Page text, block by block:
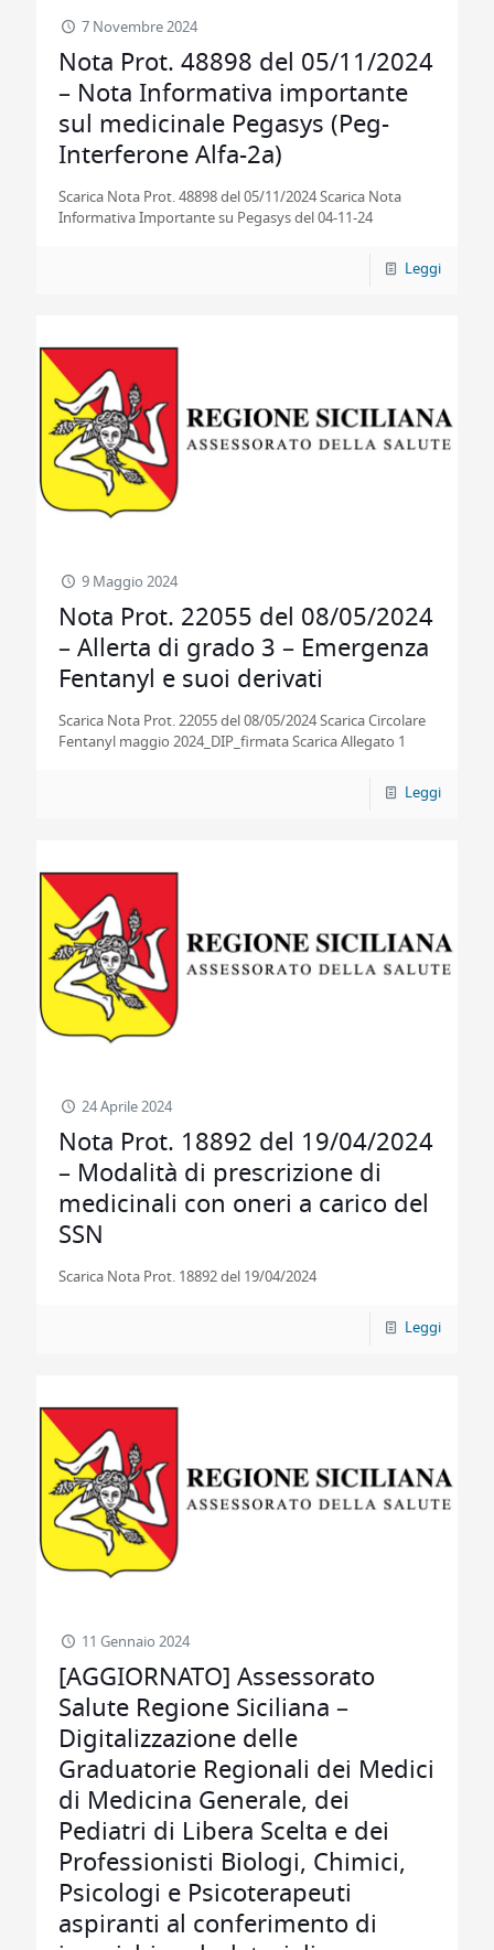
7 Novembre 2024
Nota Prot. 48898 del 05/11/2024
– Nota Informativa importante
sul medicinale Pegasys (Peg-
Interferone Alfa-2a)
Scarica Nota Prot. 48898 del 05/11/2024 Scarica Nota
Informativa Importante su Pegasys del 04-11-24
Leggi
9 Maggio 2024
Nota Prot. 22055 del 08/05/2024
– Allerta di grado 3 – Emergenza
Fentanyl e suoi derivati
Scarica Nota Prot. 22055 del 08/05/2024 Scarica Circolare
Fentanyl maggio 2024_DIP_firmata Scarica Allegato 1
Leggi
24 Aprile 2024
Nota Prot. 18892 del 19/04/2024
– Modalità di prescrizione di
medicinali con oneri a carico del
SSN
Scarica Nota Prot. 18892 del 19/04/2024
Leggi
11 Gennaio 2024
[AGGIORNATO] Assessorato
Salute Regione Siciliana –
Digitalizzazione delle
Graduatorie Regionali dei Medici
di Medicina Generale, dei
Pediatri di Libera Scelta e dei
Professionisti Biologi, Chimici,
Psicologi e Psicoterapeuti
aspiranti al conferimento di